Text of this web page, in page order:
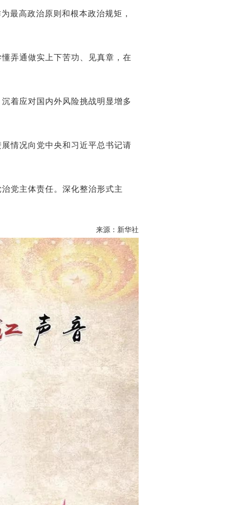
高政治原则和根本政治规矩，
弄通做实上下苦功、见真章，在
着应对国内外风险挑战明显增多
情况向党中央和习近平总书记请
党主体责任。深化整治形式主
来源：新华社